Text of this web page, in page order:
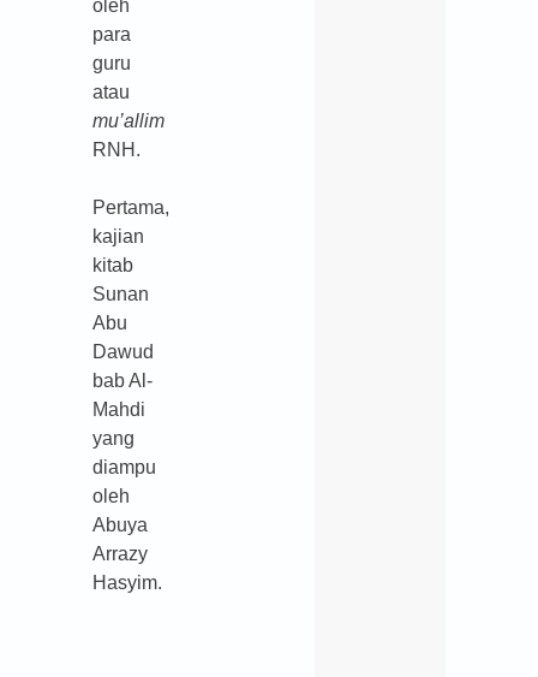
oleh
para
guru
atau
mu’allim
RNH.
Pertama,
kajian
kitab
Sunan
Abu
Dawud
bab Al-
Mahdi
yang
diampu
oleh
Abuya
Arrazy
Hasyim.